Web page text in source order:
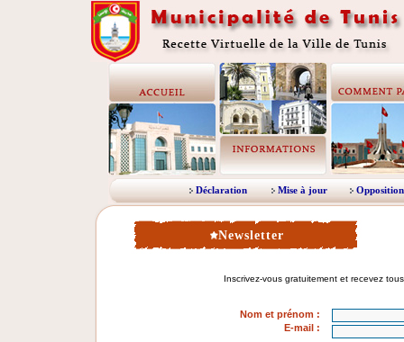
Déclaration Mise à jour Opposition
Newsletter
Nom et prénom :
E-mail :